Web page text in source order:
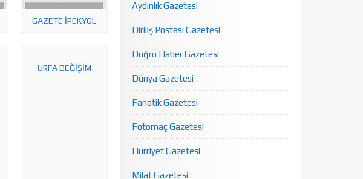
GAZETE İPEKYOL
URFA DEĞİŞİM
Aydınlık Gazetesi
Diriliş Postası Gazetesi
Doğru Haber Gazetesi
Dünya Gazetesi
Fanatik Gazetesi
Fotomaç Gazetesi
Hürriyet Gazetesi
Milat Gazetesi